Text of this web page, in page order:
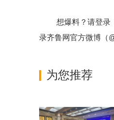
想爆料？请登录
录齐鲁网官方微博（
为您推荐